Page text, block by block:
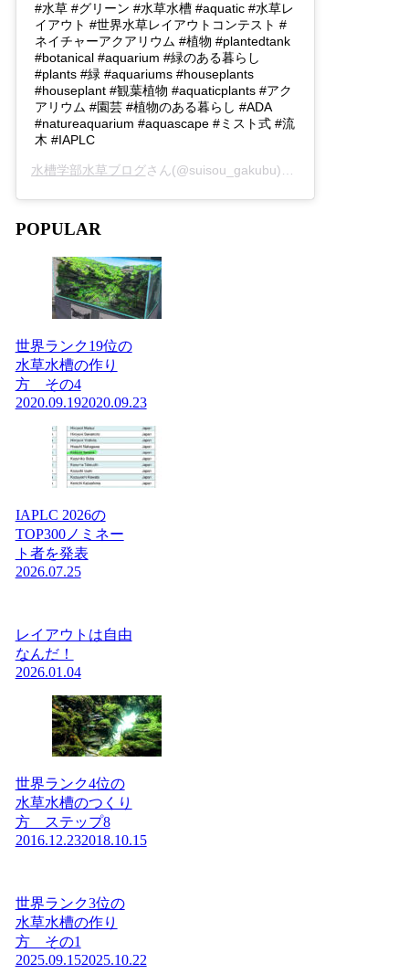
#水草 #グリーン #水草水槽 #aquatic #水草レ
イアウト #世界水草レイアウトコンテスト #
ネイチャーアクアリウム #植物 #plantedtank
#botanical #aquarium #緑のある暮らし
#plants #緑 #aquariums #houseplants
#houseplant #観葉植物 #aquaticplants #アク
アリウム #園芸 #植物のある暮らし #ADA
#natureaquarium #aquascape #ミスト式 #流
木 #IAPLC
水槽学部水草ブログさん(@suisou_gakubu)がシェアした投稿 -
POPULAR
世界ランク19位の
水草水槽の作り
方 その4
2020.09.192020.09.23
IAPLC 2026の
TOP300ノミネー
ト者を発表
2026.07.25
レイアウトは自由
なんだ！
2026.01.04
世界ランク4位の
水草水槽のつくり
方 ステップ8
2016.12.232018.10.15
世界ランク3位の
水草水槽の作り
方 その1
2025.09.152025.10.22